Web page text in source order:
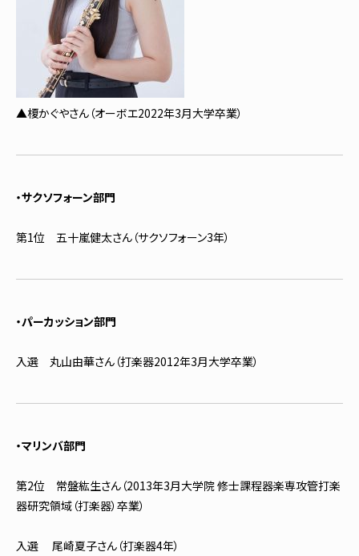
▲榎かぐやさん（オーボエ2022年3月大学卒業）
・サクソフォーン部門
第1位 五十嵐健太さん（サクソフォーン3年）
・パーカッション部門
入選 丸山由華さん（打楽器2012年3月大学卒業）
・マリンバ部門
第2位 常盤紘生さん（2013年3月大学院 修士課程器楽専攻管打楽
器研究領域（打楽器）卒業）
入選 尾崎夏子さん（打楽器4年）